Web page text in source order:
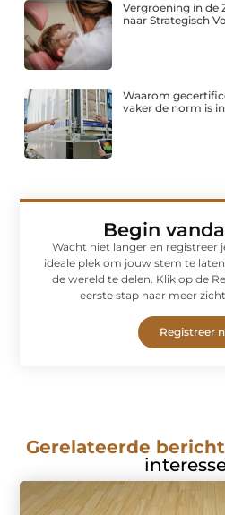
Vergroening in de
naar Strategisch
Waarom
vaker de norm is
Begin
Wacht niet langer en registreer
ideale plek om jouw stem te
de wereld te delen. Klik op de
eerste stap naar meer
Registreer
Gerelateerde